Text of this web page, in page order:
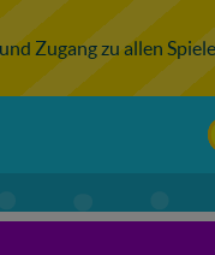
Zugang zu allen